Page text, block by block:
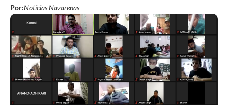
Por:Notícias Nazarenas